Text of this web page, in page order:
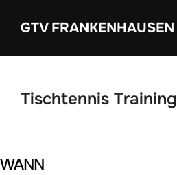
InhaltGTV FRANKENHAUSEN
Tischtennis Training
WANN